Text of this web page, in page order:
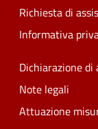
Richiesta di
Informativa
Dichiarazione di
Note legali
Attuazione